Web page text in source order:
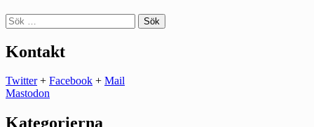
Sök
efter:
Kontakt
Twitter+ Facebook + Mail
Mastodon
Kategorierna